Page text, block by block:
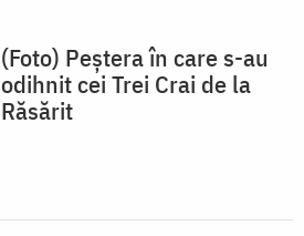
(Foto) Peștera în care s-au
odihnit cei Trei Crai de la
Răsărit